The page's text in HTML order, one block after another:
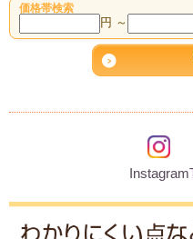
価格帯検索
円 ～
Instagram